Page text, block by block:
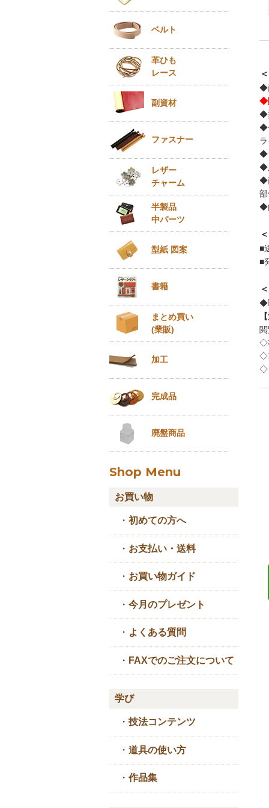
◆
◆
◆
◆
◆
◆
◆
◆
■
■
◆
◇
◇
◇
ベルト
革ひも
レース
副資材
ファスナー
レザー
チャーム
半製品
中パーツ
型紙 図案
書籍
まとめ買い
(業販)
加工
完成品
廃盤商品
Shop Menu
お買い物
・ 初めての方へ
・ お支払い・送料
・ お買い物ガイド
・ 今月のプレゼント
・ よくある質問
・ FAXでのご注文について
学び
・ 技法コンテンツ
・ 道具の使い方
・ 作品集